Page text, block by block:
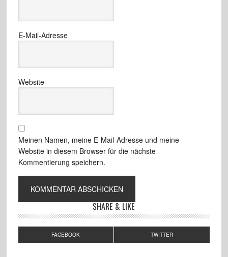
E-Mail-Adresse
Website
Meinen Namen, meine E-Mail-Adresse und meine
Website in diesem Browser für die nächste
Kommentierung speichern.
SHARE & LIKE
FACEBOOK TWITTER